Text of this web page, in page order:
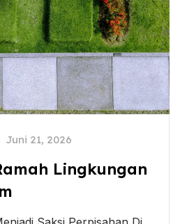
Juni 21, 2026
Lingkungan